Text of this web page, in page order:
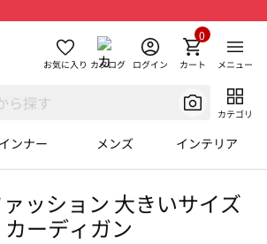
お気に入り カタログ ログイン カート
0
メニュー
カテゴリ
インナー メンズ インテリア
ッション 大きいサイズ
カーディガン